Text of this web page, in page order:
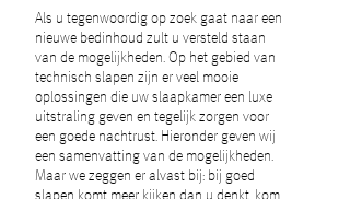
Als u tegenwoordig op zoek gaat naar een
nieuwe bedinhoud zult u versteld staan
van de mogelijkheden. Op het gebied van
technisch slapen zijn er veel mooie
oplossingen die uw slaapkamer een luxe
uitstraling geven en tegelijk zorgen voor
een goede nachtrust. Hieronder geven wij
een samenvatting van de mogelijkheden.
Maar we zeggen er alvast bij: bij goed
slapen komt meer kijken dan u denkt, kom